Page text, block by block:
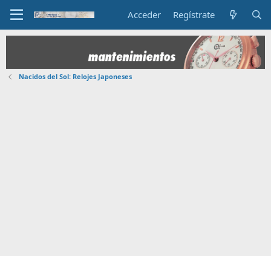
Acceder Regístrate
Nacidos del Sol: Relojes Japoneses